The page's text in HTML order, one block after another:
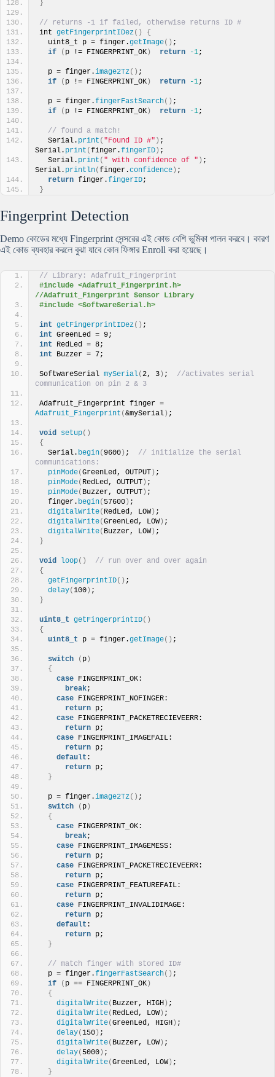
}
// returns -1 if failed, otherwise returns ID #
int getFingerprintIDez()
{
  uint8_t p = finger.
getImage() ;
if
( p != FINGERPRINT_OK) return -1;
  p = finger.
image2Tz() ;
if
( p != FINGERPRINT_OK) return -1;
  p = finger.
fingerFastSearch() ;
if
( p != FINGERPRINT_OK) return -1;
// found a match!
  Serial.
print ( "Found ID #" ) ;
Serial. print (finger.fingerID) ;
  Serial.
print ( " with confidence of " ) ;
Serial. println(finger.confidence) ;
return finger.fingerID;
}
Fingerprint Detection
Demo কোডের মধ্যে Fingerprint সেন্সরের এই কোড বেশি ভুমিকা পালন করবে। কারণ
এই কোড ব্যবহার করলে বুঝা যাবে কোন ফিঙ্গার Enroll করা হয়েছে।
// Library: Adafruit_Fingerprint
#include <Adafruit_Fingerprint.h>
//Adafruit_Fingerprint Sensor Library
#include <SoftwareSerial.h>
int getFingerprintIDez() ;
int GreenLed = 9;
int RedLed = 8;
int Buzzer = 7;
SoftwareSerial mySerial(2, 3) ; //activates serial
communication on pin 2 & 3
Adafruit_Fingerprint (&mySerial) ;
void setup()
{
  Serial.
begin(9600) ; // initialize the serial
communications:
pinMode(GreenLed, OUTPUT) ;
pinMode( RedLed, OUTPUT) ;
pinMode( Buzzer, OUTPUT) ;
  finger.
begin( 57600) ;
digitalWrite( RedLed, LOW) ;
digitalWrite(GreenLed, LOW) ;
digitalWrite( Buzzer, LOW) ;
}
void loop()
// run over and over again
{
getFingerprintID() ;
delay(100) ;
}
uint8_t getFingerprintID()
{
uint8_t p = finger.getImage() ;
switch ( p)
{
case FINGERPRINT_OK:
break;
case FINGERPRINT_NOFINGER:
return p;
case FINGERPRINT_PACKETRECIEVEERR:
return p;
case FINGERPRINT_IMAGEFAIL:
return p;
default :
return p;
}
  p = finger.
image2Tz() ;
switch
( p)
{
case FINGERPRINT_OK:
break;
case FINGERPRINT_IMAGEMESS:
return p;
case FINGERPRINT_PACKETRECIEVEERR:
return p;
case FINGERPRINT_FEATUREFAIL:
return p;
case FINGERPRINT_INVALIDIMAGE:
return p;
default :
return p;
}
// match finger with stored ID#
  p = finger.
fingerFastSearch() ;
if
( p == FINGERPRINT_OK)
{
digitalWrite( Buzzer, HIGH) ;
digitalWrite( RedLed, LOW) ;
digitalWrite(GreenLed, HIGH) ;
delay(150) ;
digitalWrite( Buzzer, LOW) ;
delay( 5000) ;
digitalWrite(GreenLed, LOW) ;
}